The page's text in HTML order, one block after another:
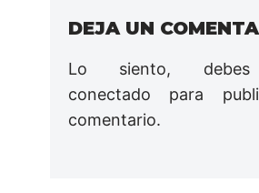
DEJA UN
Lo siento,
conectado para
comentario.